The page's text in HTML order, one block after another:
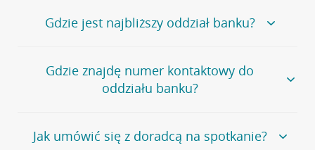
Gdzie jest najbliższy oddział banku?
Jeśli szukasz oddziału naszego banku, zapraszamy na
stronęPlacówki i bankomaty, na której znajduje się
wygodna wyszukiwarka.
oddziałów
Gdzie znajdę numer kontaktowy do
oddziału banku?
Bank Credit Agricole nie udostępnia ogólnego numeru
telefonu do placówki bankowej.
Jak umówić się z doradcą na spotkanie?